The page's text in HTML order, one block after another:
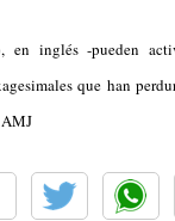
en inglés -pueden
que han